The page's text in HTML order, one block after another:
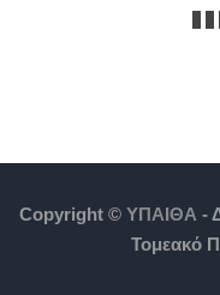
Copyright © ΥΠΑΙΘΑ -
Τομεακό